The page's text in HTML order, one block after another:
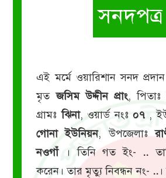
সনদপত্র
এই মর্মে ওয়ারিশান সনদ
মৃতজসিম উদ্দীন প্রাং,
গ্রামঃঝিনা, ওয়ার্ড নংঃ০৭ ,
গোনা ইউনিয়ন, উপজেলাঃ
নওগাঁ। তিনি গত ইং- ..
করেন। তার মৃত্যু নিবন্ধন নং- ..।